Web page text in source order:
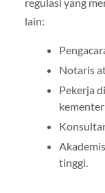
regulasi yang
lain:
Notaris
Pekerja
tinggi.